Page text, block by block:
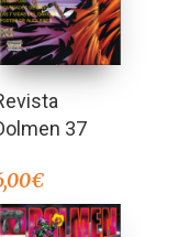
37
€